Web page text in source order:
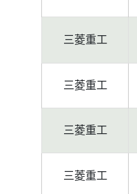
三菱重工
三菱重工
三菱重工
三菱重工